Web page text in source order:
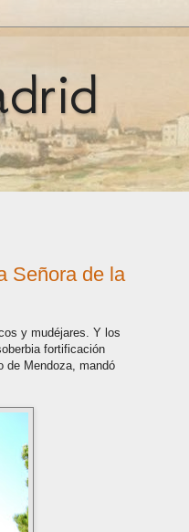
Señora de la
y mudéjares. Y los
fortificación
de Mendoza, mandó